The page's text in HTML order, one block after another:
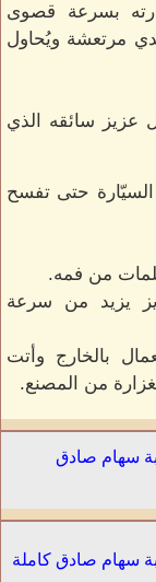
بسرعة قصوى
مرتعشة ويُحاول
عزيز سائقه الذي
حتى تفسح
من فمه.
يزيد من سرعة
بالخارج وأتت
من المصنع.
سهام صادق
سهام صادق كاملة